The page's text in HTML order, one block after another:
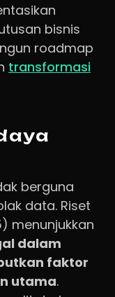
bisnis
roadmap
transformasi
berguna
data. Riset
menunjukkan
dalam
faktor
utama.